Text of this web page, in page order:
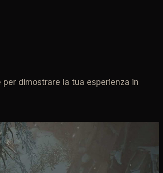
per dimostrare la tua esperienza in